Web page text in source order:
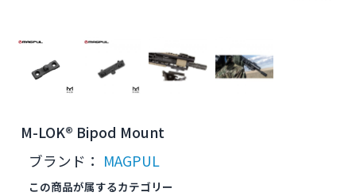
M-LOK® Bipod Mount
ブランド： MAGPUL
この商品が属するカテゴリー